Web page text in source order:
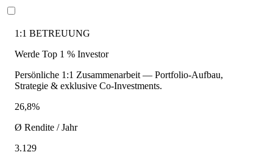
1:1 BETREUUNG
Werde Top 1 % Investor
Persönliche 1:1 Zusammenarbeit — Portfolio-Aufbau,
Strategie & exklusive Co-Investments.
26,8%
Ø Rendite / Jahr
3.129